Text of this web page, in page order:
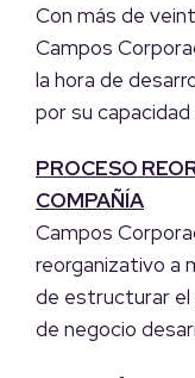
Con más de
Campos
la hora de
por su
PROCESO
COMPAÑÍA
Campos
reorganizativo a
de estructurar el
de negocio